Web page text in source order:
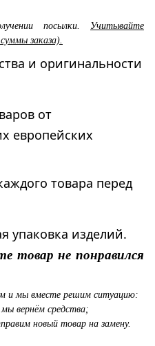
посылки. Учитывайте
заказа).
и оригинальности
от
европейских
товара перед
упаковка изделий.
товар не понравился
и мы вместе решим ситуацию:
вернём средства;
новый товар на замену.